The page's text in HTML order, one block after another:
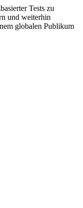
Tests zu
und weiterhin
globalen Publikum